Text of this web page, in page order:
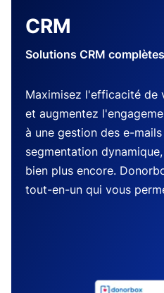
CRM
Solutions CRM
Maximisez l'efficacité
et augmentez
à une gestion des e-
segmentation
bien plus encore.
tout-en-un qui vous